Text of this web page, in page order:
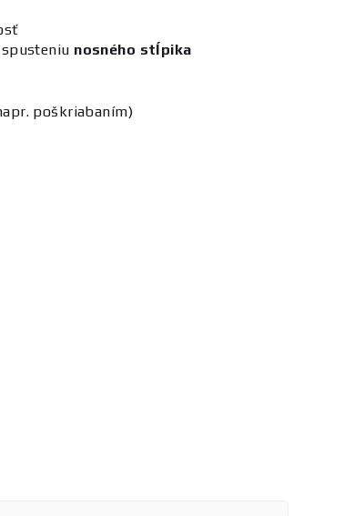
nosného stĺpika
poškriabaním)